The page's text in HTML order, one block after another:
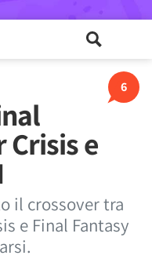
6
Crisis e
il crossover tra
e Final Fantasy